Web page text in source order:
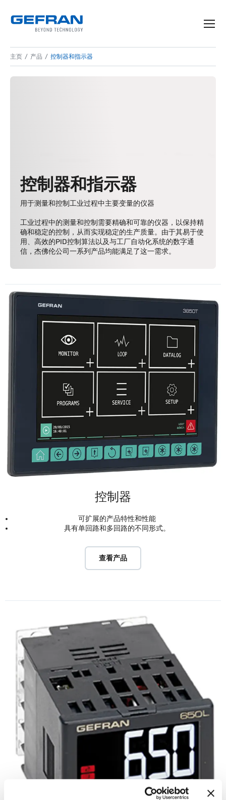
主页 产品 控制器和指示器
控制器和指示器
用于测量和控制工业过程中主要变量的仪器
工业过程中的测量和控制需要精确和可靠的仪器，以保持精
确和稳定的控制，从而实现稳定的生产质量。由于其易于使
用、高效的PID控制算法以及与工厂自动化系统的数字通
信，杰佛伦公司一系列产品均能满足了这一需求。
控制器
可扩展的产品特性和性能
具有单回路和多回路的不同形式。
查看产品